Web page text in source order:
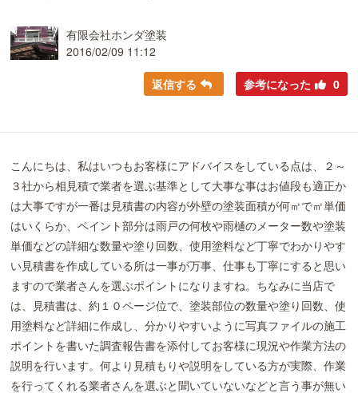
有限会社ホンダ塗装
2016/02/09 11:12
返信する 参考になった 0
こんにちは、私はいつもお客様にアドバイスをしている点は、２～
３社から相見積で業者を選ぶ基準として大事な事はお値段も適正か
は大事ですが一番は見積書の内容が外壁の塗装面積が何㎡で㎡単価
はいくらか、ペイント部分は雨戸の何枚や雨樋のメーター数や塗装
単価などの詳細な数量や塗り回数、使用塗料など丁寧でわかりやす
い見積書を作成している所は一事が万事、仕事も丁寧にすると思い
ますので業者さんを選ぶポイントになりますね。ちなみに当店で
は、見積書は、約１０ページ位で、塗装部位の数量や塗り回数、使
用塗料など詳細に作成し、分かりやすいように写真ファイルの施工
ポイントを書いた調査報告書を添付してお客様に現況や作業方法の
説明を行います。何より見積もりや説明をしている方が実際、作業
を行ってくれる業者さんを選ぶと聞いていないなどと言う事が無い